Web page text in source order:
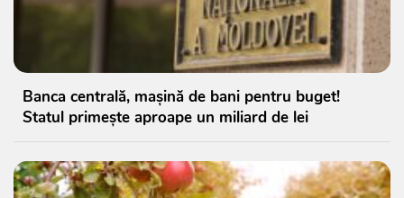
Banca centrală, mașină de bani pentru buget!
Statul primește aproape un miliard de lei